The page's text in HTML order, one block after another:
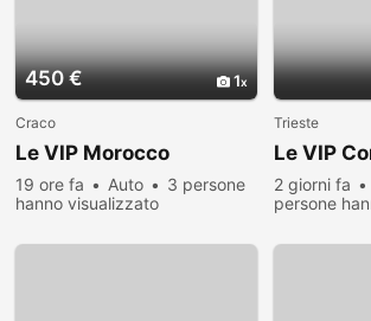
450 € 1
Craco
Le VIP Morocco
19 ore fa Auto
3 persone
hanno visualizzato
Trieste
Le VIP
2 giorni fa
persone